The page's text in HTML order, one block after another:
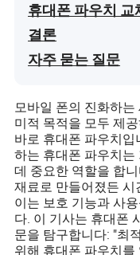
휴대폰 파우치 교
결론
자주 묻는 질문
모바일 폰의 진화하
미적 목적을 모두 제
바로 휴대폰 파우치
하는 휴대폰 파우치
데 중요한 역할을 합
재료로 만들어졌든
이는 보호 기능과 사
다. 이 기사는 휴대폰
문을 탐구합니다: "최
위해 휴대폰 파우치